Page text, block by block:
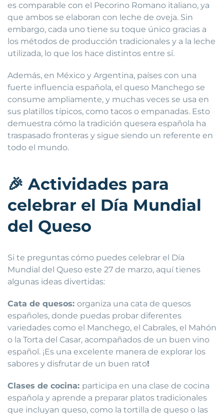
es comparable con el Pecorino Romano italiano, ya
que ambos se elaboran con leche de oveja. Sin
embargo, cada uno tiene su toque único gracias a
los métodos de producción tradicionales y a la leche
utilizada, lo que los hace distintos entre sí.
Además, en México y Argentina, países con una
fuerte influencia española, el queso Manchego se
consume ampliamente, y muchas veces se usa en
sus platillos típicos, como tacos o empanadas. Esto
demuestra cómo la tradición quesera española ha
traspasado fronteras y sigue siendo un referente en
todo el mundo.
🎉 Actividades para
celebrar el Día Mundial
del Queso
Si te preguntas cómo puedes celebrar el Día
Mundial del Queso este 27 de marzo, aquí tienes
algunas ideas divertidas:
Cata de quesos: organiza una cata de quesos
españoles, donde puedas probar diferentes
variedades como el Manchego, el Cabrales, el Mahón
o la Torta del Casar, acompañados de un buen vino
español. ¡Es una excelente manera de explorar los
sabores y disfrutar de un buen rato!
Clases de cocina: participa en una clase de cocina
española y aprende a preparar platos tradicionales
que incluyan queso, como la tortilla de queso o las